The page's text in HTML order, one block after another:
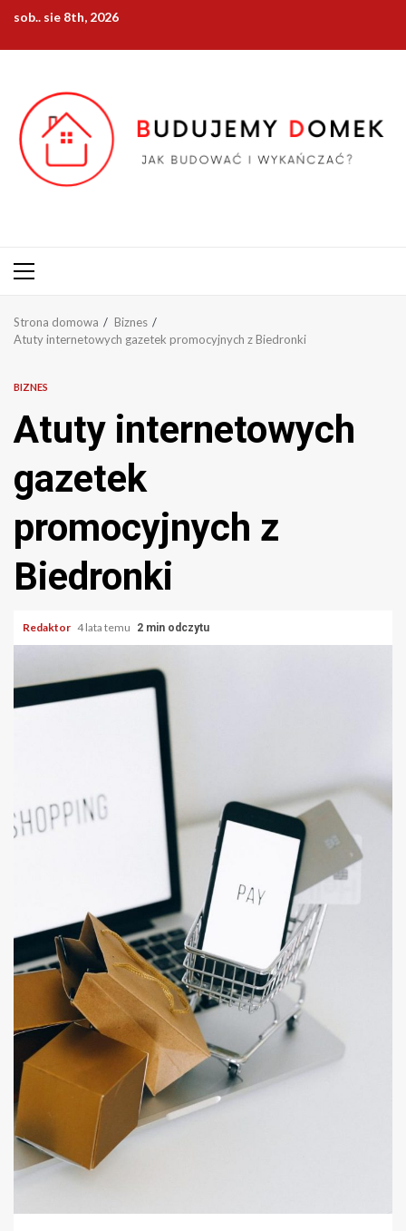
Przejdź
treści
sob.. sie 8th, 2026
Menu
Strona domowa
Biznes
Atuty internetowych gazetek promocyjnych z Biedronki
BIZNES
Atuty internetowych
gazetek
promocyjnych z
Biedronki
Redaktor 4 lata temu 2 min odczytu